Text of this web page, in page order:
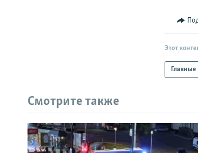
Этот
Смотрите также